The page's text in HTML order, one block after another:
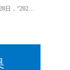
2023年7月28日，“2023第九届中国国际电力变压器市场及技术发展高峰论坛暨2023第一届采配会”在江苏常州顺利举行。安徽凯奥新能源股份有限公司荣获2023年度电力变压器“金球奖”优质供应商！“金球奖”荣誉的获得，是电力变压器行业和客户对凯奥变压器油的认可，彰显了电力客户对于凯奥能源的满意度和正向口碑。